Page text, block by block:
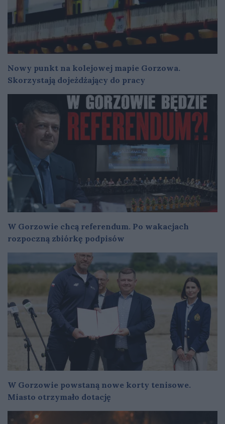
Nowy punkt na kolejowej mapie Gorzowa.
Skorzystają dojeżdżający do pracy
W Gorzowie chcą referendum. Po wakacjach
rozpoczną zbiórkę podpisów
W Gorzowie powstaną nowe korty tenisowe.
Miasto otrzymało dotację